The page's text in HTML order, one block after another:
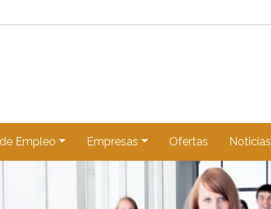
Empleo Empresas Ofertas Noticias